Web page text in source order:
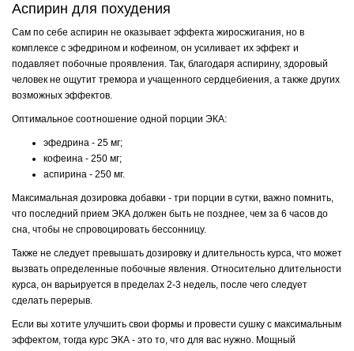
Аспирин для похудения
Сам по себе аспирин не оказывает эффекта жиросжигания, но в
комплексе с эфедрином и кофеином, он усиливает их эффект и
подавляет побочные проявления. Так, благодаря аспирину, здоровый
человек не ощутит тремора и учащенного сердцебиения, а также других
возможных эффектов.
Оптимальное соотношение одной порции ЭКА:
эфедрина - 25 мг;
кофеина - 250 мг;
аспирина - 250 мг.
Максимальная дозировка добавки - три порции в сутки, важно помнить,
что последний прием ЭКА должен быть не позднее, чем за 6 часов до
сна, чтобы не спровоцировать бессонницу.
Также не следует превышать дозировку и длительность курса, что может
вызвать определенные побочные явления. Относительно длительности
курса, он варьируется в пределах 2-3 недель, после чего следует
сделать перерыв.
Если вы хотите улучшить свои формы и провести сушку с максимальным
эффектом, тогда курс ЭКА - это то, что для вас нужно. Мощный